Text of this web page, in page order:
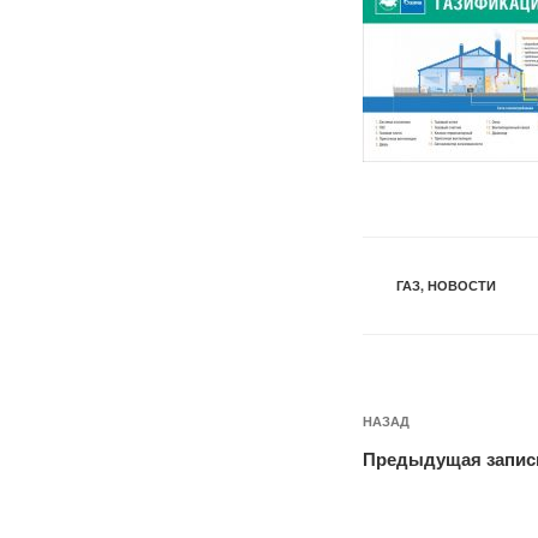
РУБРИКИ
ГАЗ, НОВОСТИ
Навигация
по
записям
Предыдущая
запись:
НАЗАД
Предыдущая